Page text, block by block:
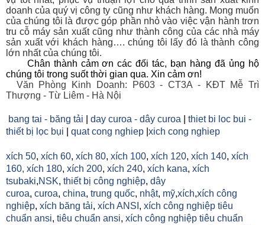
doanh của quý vị công ty cũng như khách hàng. Mong muốn
của chúng tôi là được góp phần nhỏ vào việc vận hành trơn
tru cỗ máy sản xuất cũng như thành công của các nhà máy
sản xuất với khách hàng…. chúng tôi lấy đó là thành công
lớn nhất của chúng tôi.
Chân thành cảm ơn các đối tác, bạn hàng đã ủng hộ
chúng tôi trong suốt thời gian qua. Xin cảm ơn!
Văn Phòng Kinh Doanh: P603 - CT3A - KĐT Mễ Trì
Thượng - Từ Liêm - Hà Nội
bang tai - băng tải day curoa - dây curoa
thiet bi loc bui -
thiết bị lọc bụi
quat cong nghiep xich cong nghiep
xích 50, xích 60, xích 80, xích 100, xích 120, xích 140, xích
160, xích 180, xích 200, xích 240, xích kana, xích
tsubaki,NSK, thiết bị công nghiệp, dây
curoa, curoa, china, trung quốc, nhật, mỹ,xích,xích công
nghiệp, xích băng tải, xích ANSI , xích công nghiệp tiêu
chuẩn ansi, tiêu chuẩn ansi, xích công nghiệp tiêu chuẩn